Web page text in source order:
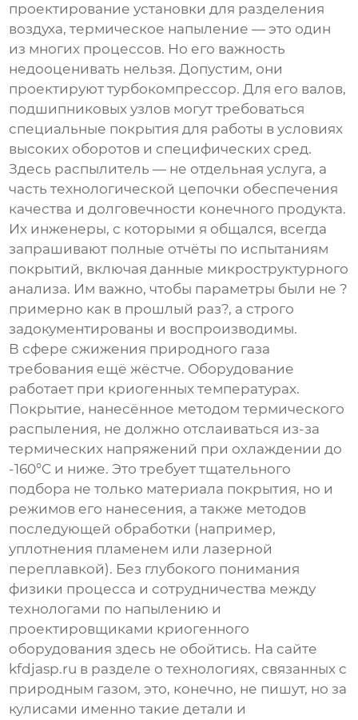
проектирование установки для разделения
воздуха, термическое напыление — это один
из многих процессов. Но его важность
недооценивать нельзя. Допустим, они
проектируют турбокомпрессор. Для его валов,
подшипниковых узлов могут требоваться
специальные покрытия для работы в условиях
высоких оборотов и специфических сред.
Здесь распылитель — не отдельная услуга, а
часть технологической цепочки обеспечения
качества и долговечности конечного продукта.
Их инженеры, с которыми я общался, всегда
запрашивают полные отчёты по испытаниям
покрытий, включая данные микроструктурного
анализа. Им важно, чтобы параметры были не ?
примерно как в прошлый раз?, а строго
задокументированы и воспроизводимы.
В сфере сжижения природного газа
требования ещё жёстче. Оборудование
работает при криогенных температурах.
Покрытие, нанесённое методомтермического
распыления, не должно отслаиваться из-за
термических напряжений при охлаждении до
-160°C и ниже. Это требует тщательного
подбора не только материала покрытия, но и
режимов его нанесения, а также методов
последующей обработки (например,
уплотнения пламенем или лазерной
переплавкой). Без глубокого понимания
физики процесса и сотрудничества между
технологами по напылению и
проектировщиками криогенного
оборудования здесь не обойтись. На сайте
kfdjasp.ru в разделе о технологиях, связанных с
природным газом, это, конечно, не пишут, но за
кулисами именно такие детали и